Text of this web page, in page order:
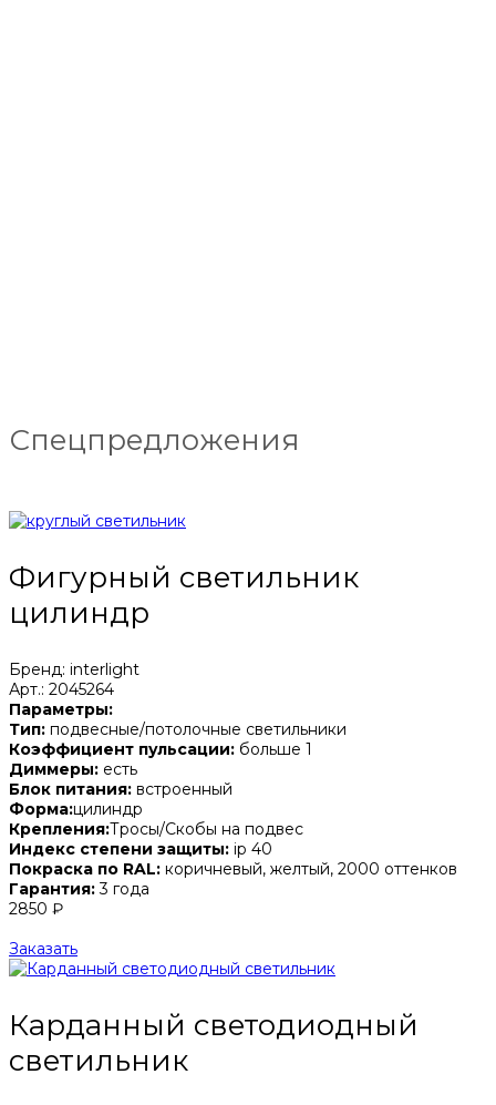
Спецпредложения
Фигурный светильник
цилиндр
Бренд: interlight
Арт.: 2045264
Параметры:
Тип: подвесные/потолочные светильники
Коэффициент пульсации: больше 1
Диммеры: есть
Блок питания: встроенный
Форма:цилиндр
Крепления:Тросы/Скобы на подвес
Индекс степени защиты: ip 40
Покраска по RAL: коричневый, желтый, 2000 оттенков
Гарантия:3 года
2850 ₽
Заказать
Карданный светодиодный
светильник